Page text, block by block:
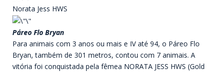
Norata Jess HWS
Páreo Flo Bryan
Para animais com 3 anos ou mais e IV até 94, o Páreo Flo
Bryan, também de 301 metros, contou com 7 animais. A
vitória foi conquistada pela fêmea NORATA JESS HWS (Gold